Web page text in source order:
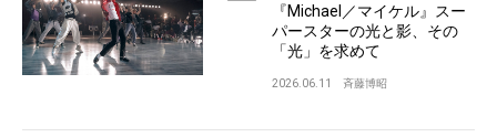
『Michael／マイケル』スー
パースターの光と影、その
「光」を求めて
2026.06.11 斉藤博昭